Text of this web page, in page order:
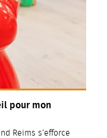
pour mon
Reims s’efforce